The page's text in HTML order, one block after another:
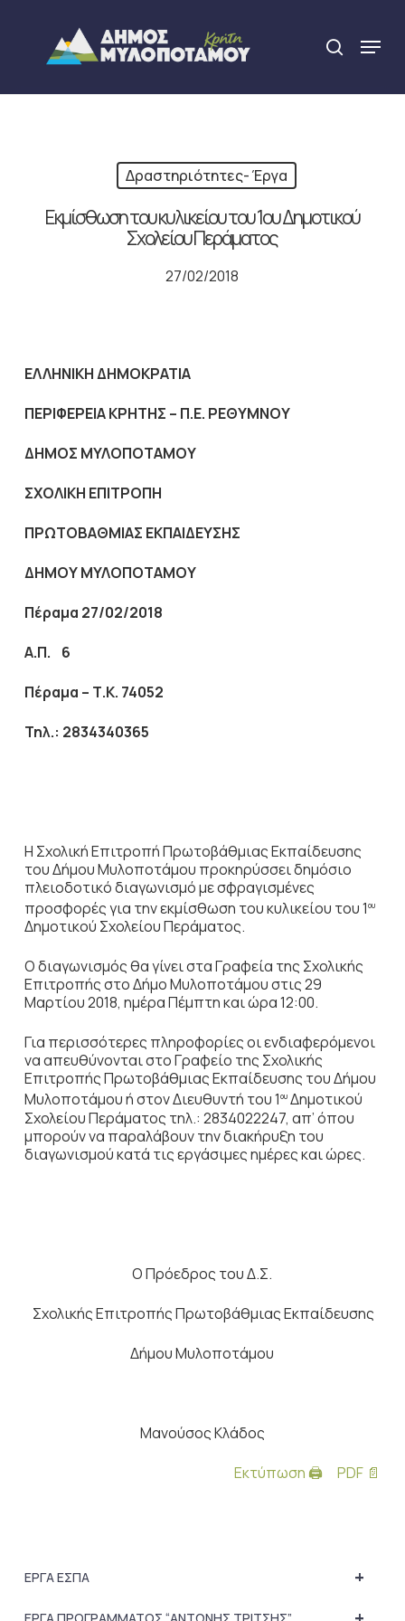
content
search
Menu
Δραστηριότητες- Έργα
Εκμίσθωση του κυλικείου του 1ου Δημοτικού
Σχολείου Περάματος
27/02/2018
ΕΛΛΗΝΙΚΗ ΔΗΜΟΚΡΑΤΙΑ
ΠΕΡΙΦΕΡΕΙΑ ΚΡΗΤΗΣ – Π.Ε. ΡΕΘΥΜΝΟΥ
ΔΗΜΟΣ ΜΥΛΟΠΟΤΑΜΟΥ
ΣΧΟΛΙΚΗ ΕΠΙΤΡΟΠΗ
ΠΡΩΤΟΒΑΘΜΙΑΣ ΕΚΠΑΙΔΕΥΣΗΣ
ΔΗΜΟΥ ΜΥΛΟΠΟΤΑΜΟΥ
Πέραμα 27/02/2018
Α.Π. 6
Πέραμα – Τ.Κ. 74052
Τηλ.: 2834340365
Η Σχολική Επιτροπή Πρωτοβάθμιας Εκπαίδευσης
του Δήμου Μυλοποτάμου προκηρύσσει δημόσιο
πλειοδοτικό διαγωνισμό με σφραγισμένες
προσφορές για την εκμίσθωση του κυλικείου του 1ου
Δημοτικού Σχολείου Περάματος.
Ο διαγωνισμός θα γίνει στα Γραφεία της Σχολικής
Επιτροπής στο Δήμο Μυλοποτάμου στις 29
Μαρτίου 2018, ημέρα Πέμπτη και ώρα 12:00.
Για περισσότερες πληροφορίες οι ενδιαφερόμενοι
να απευθύνονται στο Γραφείο της Σχολικής
Επιτροπής Πρωτοβάθμιας Εκπαίδευσης του Δήμου
Μυλοποτάμου ή στον Διευθυντή του 1ουΔημοτικού
Σχολείου Περάματος τηλ.: 2834022247, απ’ όπου
μπορούν να παραλάβουν την διακήρυξη του
διαγωνισμού κατά τις εργάσιμες ημέρες και ώρες.
Ο Πρόεδρος του Δ.Σ.
Σχολικής Επιτροπής Πρωτοβάθμιας Εκπαίδευσης
Δήμου Μυλοποτάμου
Μανούσος Κλάδος
Εκτύπωση 🖨
PDF 📄
+
ΕΡΓΑ ΕΣΠΑ
ΕΡΓΑ ΠΡΟΓΡΑΜΜΑΤΟΣ “ΑΝΤΩΝΗΣ ΤΡΙΤΣΗΣ”
Close